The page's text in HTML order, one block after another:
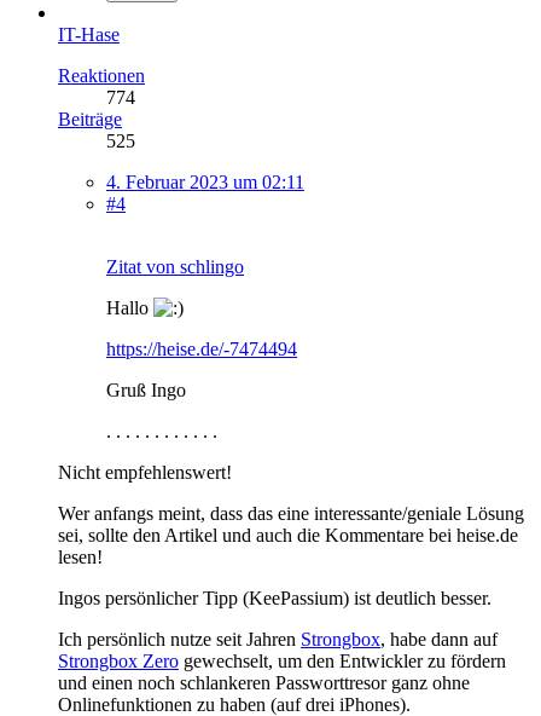
IT-Hase
Reaktionen
774
Beiträge
525
4. Februar 2023 um 02:11
#4
Zitat von schlingo
Hallo
https://heise.de/-7474494
Gruß Ingo
. . . . . . . . . . . .
Nicht empfehlenswert!
Wer anfangs meint, dass das eine interessante/geniale Lösung
sei, sollte den Artikel und auch die Kommentare bei heise.de
lesen!
Ingos persönlicher Tipp (KeePassium) ist deutlich besser.
Ich persönlich nutze seit Jahren Strongbox, habe dann auf
Strongbox Zero gewechselt, um den Entwickler zu fördern
und einen noch schlankeren Passworttresor ganz ohne
Onlinefunktionen zu haben (auf drei iPhones).